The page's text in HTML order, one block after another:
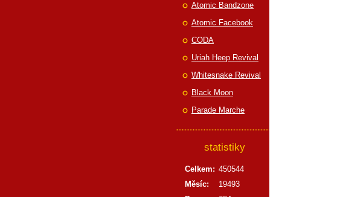
Atomic Bandzone
Atomic Facebook
CODA
Uriah Heep Revival
Whitesnake Revival
Black Moon
Parade Marche
statistiky
Celkem: 450544
Měsíc:
19493